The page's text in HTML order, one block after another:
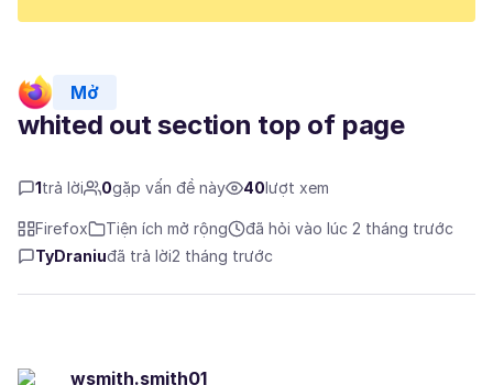
Mở
whited out section top of page
1trả lời 0gặp vấn đề này 40lượt xem
Firefox Tiện ích mở rộng
đã hỏi vào lúc 2 tháng trước
TyDraniuđã trả lời2 tháng trước
wsmith.smith01